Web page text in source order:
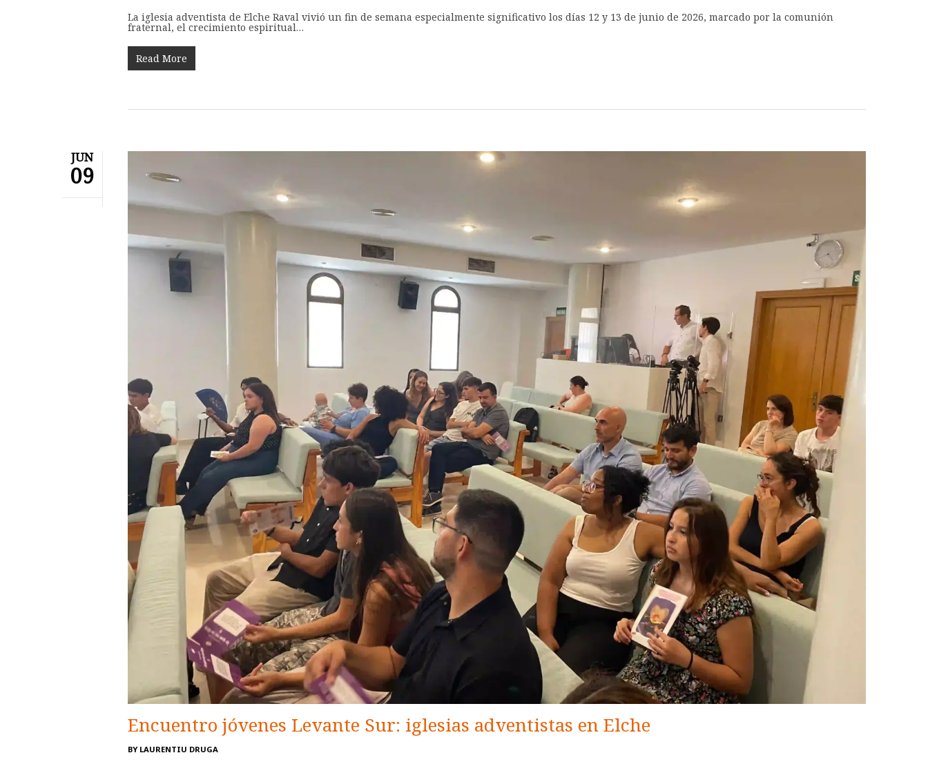
La iglesia adventista de Elche Raval vivió un fin de semana especialmente significativo los días 12 y 13 de junio de 2026, marcado por la comunión
fraternal, el crecimiento espiritual…
Read More
JUN
09
Encuentro jóvenes Levante Sur: iglesias adventistas en Elche
BY LAURENTIU DRUGA